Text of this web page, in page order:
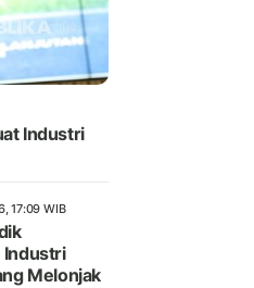
Industri
17:09 WIB
Industri
Melonjak